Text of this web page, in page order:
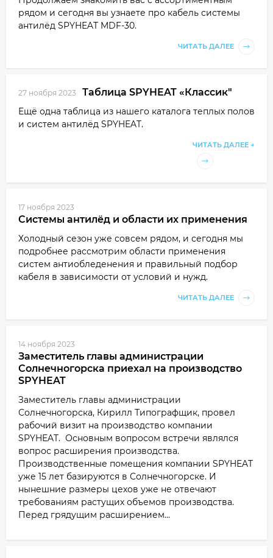
рядом и сегодня вы узнаете про кабель системы
антилёд SPYHEAT MDF-30.
ЧИТАТЬ ДАЛЕЕ
27 ноября 2023 Таблица SPYHEAT «Классик"
Ещё одна таблица из нашего каталога теплых полов
и систем антилёд SPYHEAT.
ЧИТАТЬ ДАЛЕЕ →
17 ноября 2023
Системы антилёд и области их применения
Холодный сезон уже совсем рядом, и сегодня мы
подробнее рассмотрим области применения
систем антиобледенения и правильный подбор
кабеля в зависимости от условий и нужд.
ЧИТАТЬ ДАЛЕЕ
14 ноября 2023
Заместитель главы администрации
Солнечногорска приехал на производство
SPYHEAT
Заместитель главы администрации
Солнечногорска, Кирилл Типографщик, провел
рабочий визит на производство компании
SPYHEAT. Основным вопросом встречи являлся
вопрос расширения производства.
Производственные помещения компании SPYHEAT
уже 15 лет базируются в Солнечногорске. И
нынешние размеры цехов уже не отвечают
требованиям растущих объемов производства.
Перед грядущим расширением...